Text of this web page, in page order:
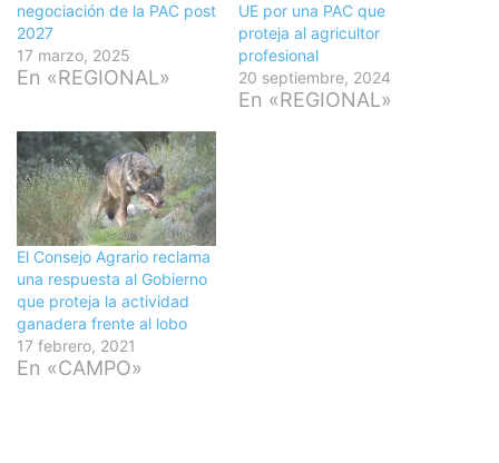
negociación de la PAC post
2027
17 marzo, 2025
En «REGIONAL»
UE por una PAC que
proteja al agricultor
profesional
20 septiembre, 2024
En «REGIONAL»
El Consejo Agrario reclama
una respuesta al Gobierno
que proteja la actividad
ganadera frente al lobo
17 febrero, 2021
En «CAMPO»